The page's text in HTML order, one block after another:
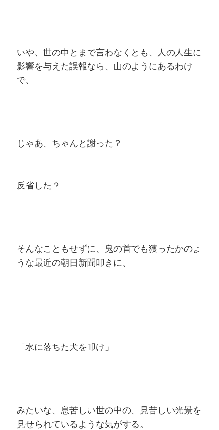
いや、世の中とまで言わなくとも、人の人生に
影響を与えた誤報なら、山のようにあるわけ
で、
じゃあ、ちゃんと謝った？
反省した？
そんなこともせずに、鬼の首でも獲ったかのよ
うな最近の朝日新聞叩きに、
「水に落ちた犬を叩け」
みたいな、息苦しい世の中の、見苦しい光景を
見せられているような気がする。